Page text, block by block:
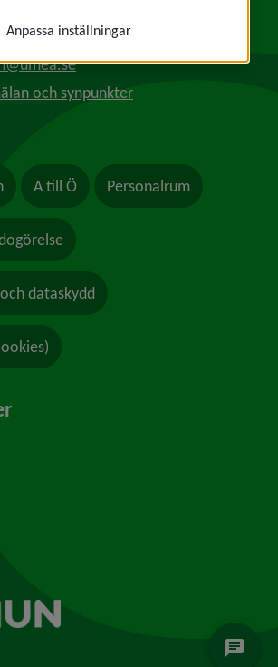
och synpunkter
A till Ö Personalrum
dataskydd
chat
Anpassa inställningar